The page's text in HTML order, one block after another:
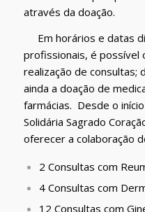
através da doação.
Em horários e datas
profissionais, é possível
realização de consultas;
ainda a doação de
farmácias. Desde o
Solidária Sagrado
oferecer a colaboração
2 Consultas com
4 Consultas com
12 Consultas com